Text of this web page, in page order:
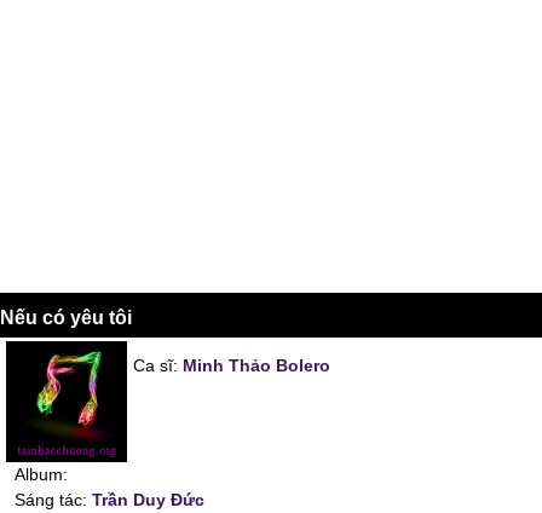
Nếu có yêu tôi
Ca sĩ: Minh Thảo Bolero
Album:
Sáng tác: Trần Duy Đức